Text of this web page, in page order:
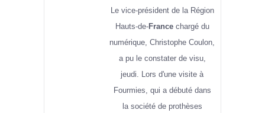
Le vice-président de la Région
Hauts-de-Francechargé du
numérique, Christophe Coulon,
a pu le constater de visu,
jeudi. Lors d'une visite à
Fourmies, qui a débuté dans
la société de prothèses